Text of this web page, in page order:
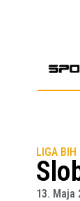
LIGA BIH
13. Maja